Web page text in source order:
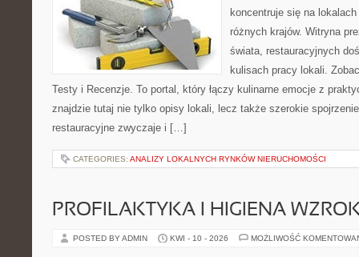
koncentruje się na
różnych krajów. Witryna
świata, restauracyjnych
kulisach pracy lokali.
Testy i Recenzje. To portal, który łączy kulinarne emocje z
znajdzie tutaj nie tylko opisy lokali, lecz także szerokie
restauracyjne zwyczaje i […]
CATEGORIES: ANALIZY LOKALNYCH RYNKÓW NIERUCHOMOŚCI
PROFILAKTYKA I HIGIENA
POSTED BY ADMIN KWI - 10 - 2026 MOŻLIWOŚĆ